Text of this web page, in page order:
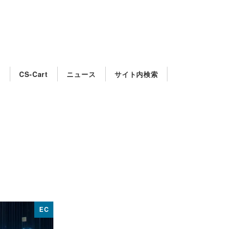
CS-Cart ニュース サイト内検索
EC